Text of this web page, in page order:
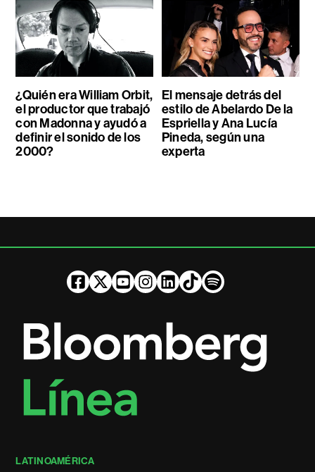
¿Quién era William Orbit,
el productor que trabajó
con Madonna y ayudó a
definir el sonido de los
2000?
El mensaje detrás del
estilo de Abelardo De la
Espriella y Ana Lucía
Pineda, según una
experta
LATINOAMÉRICA